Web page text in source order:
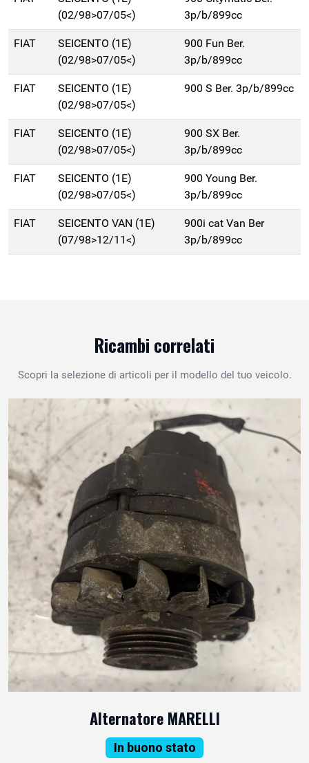
(02/98>07/05<)
3p/b/899cc
FIAT
SEICENTO (1E)
(02/98>07/05<)
900 Fun Ber.
3p/b/899cc
FIAT
SEICENTO (1E)
(02/98>07/05<)
900 S Ber. 3p/b/899cc
FIAT
SEICENTO (1E)
(02/98>07/05<)
900 SX Ber.
3p/b/899cc
FIAT
SEICENTO (1E)
(02/98>07/05<)
900 Young Ber.
3p/b/899cc
FIAT
SEICENTO VAN (1E)
(07/98>12/11<)
900i cat Van Ber
3p/b/899cc
Ricambi correlati
Scopri la selezione di articoli per il modello del tuo veicolo.
Alternatore MARELLI
In buono stato